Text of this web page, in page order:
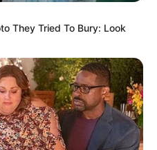
They Tried To Bury: Look